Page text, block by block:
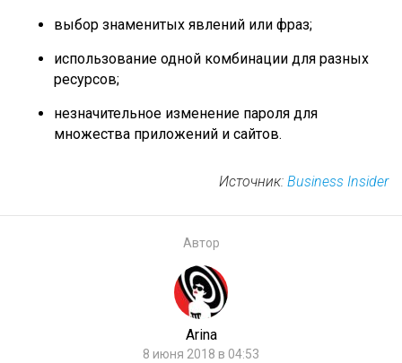
выбор знаменитых явлений или фраз;
использование одной комбинации для разных
ресурсов;
незначительное изменение пароля для
множества приложений и сайтов.
Источник: Business Insider
Автор
Arina
8 июня 2018 в 04:53